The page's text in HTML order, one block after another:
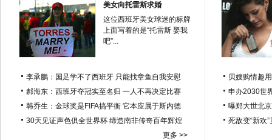
美女向托雷斯求婚
这位西班牙美女球迷的标牌
上面写着的是“托雷斯 娶我
吧”...
李承鹏：国足学不了西班牙 只能找章鱼自我安慰
郝海东：西班牙夺冠实至名归 一人不再决定比赛
韩乔生：金球奖是FIFA搞平衡 它本应属于斯内德
30天见证声色俱全世界杯 缔造南非传奇百年辉煌
更多 >>
贝嫂购情趣
申办2030世
曝郑大世北
死敌变“新欢